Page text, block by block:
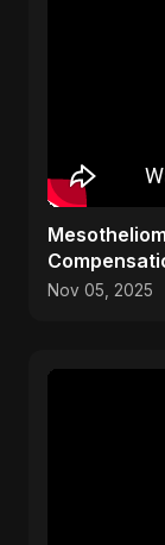
Guide)
Nov 05, 2025